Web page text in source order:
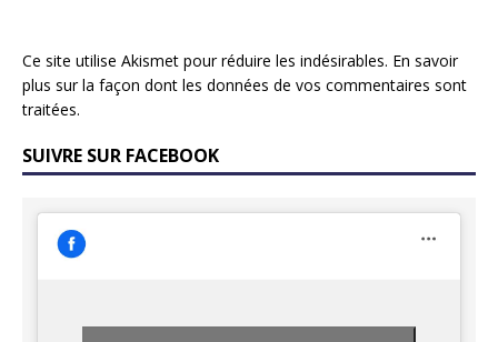
Ce site utilise Akismet pour réduire les indésirables. En savoir
plus sur la façon dont les données de vos commentaires sont
traitées.
SUIVRE SUR FACEBOOK